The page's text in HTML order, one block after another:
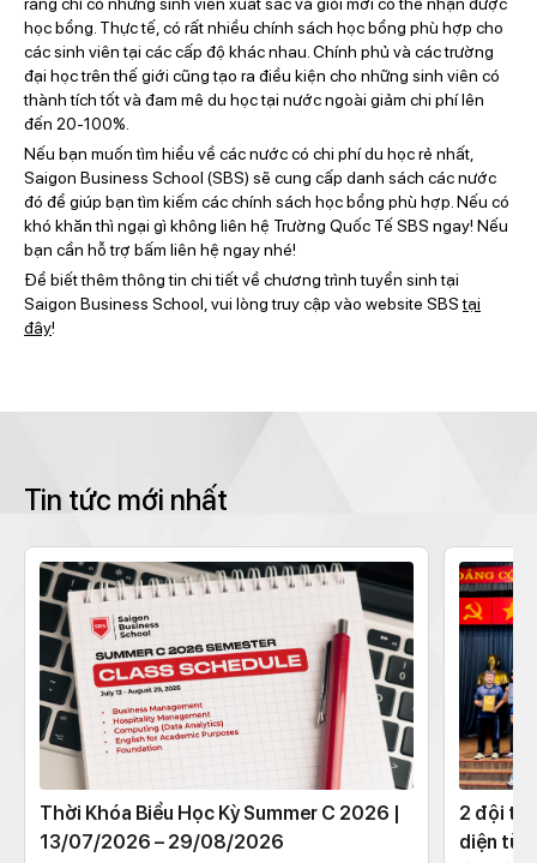
học bổng. Thực tế, có rất nhiều chính sách học bổng phù hợp cho
các sinh viên tại các cấp độ khác nhau. Chính phủ và các trường
đại học trên thế giới cũng tạo ra điều kiện cho những sinh viên có
thành tích tốt và đam mê du học tại nước ngoài giảm chi phí lên
đến 20-100%.
Nếu bạn muốn tìm hiểu về các nước có chi phí du học rẻ nhất,
Saigon Business School (SBS) sẽ cung cấp danh sách các nước
đó để giúp bạn tìm kiếm các chính sách học bổng phù hợp. Nếu có
khó khăn thì ngại gì không liên hệ Trường Quốc Tế SBS ngay! Nếu
bạn cần hỗ trợ bấm liên hệ ngay nhé!
Để biết thêm thông tin chi tiết về chương trình tuyển sinh tại
Saigon Business School, vui lòng truy cập vào website SBStại
đây!
Tin tức mới nhất
Thời Khóa Biểu Học Kỳ Summer C 2026 |
13/07/2026 – 29/08/2026
2 đội thi
diện từ